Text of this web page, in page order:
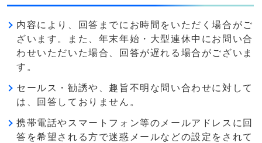
内容により、回答までにお時間をいただく場合がご
ざいます。また、年末年始・大型連休中にお問い合
わせいただいた場合、回答が遅れる場合がございま
す。
セールス・勧誘や、趣旨不明な問い合わせに対して
は、回答しておりません。
携帯電話やスマートフォン等のメールアドレスに回
答を希望される方で迷惑メールなどの設定をされて